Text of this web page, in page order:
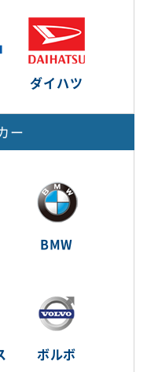
ダイハツ
ー
BMW
ボルボ